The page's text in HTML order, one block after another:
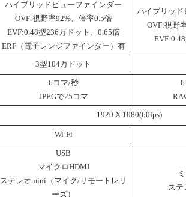
ハイブリッドビューファインダー
OVF:視野率92%、倍率0.5倍
EVF:0.48型236万ドット、0.65倍
ERF（電子レンジファインダー）有
ハイブリッド
OVF:視野
3型104万ドット
6コマ/秒
JPEGで25コマ
1920 X 1080(60fps)
Wi-Fi
USB
マイクロHDMI
ステレオmini（マイク/リモートレリ
ーズ）
ステ